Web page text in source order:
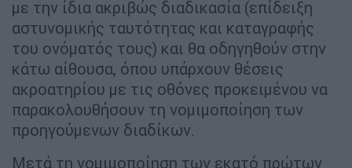
με την ίδια ακριβώς διαδικασία (επίδειξη
αστυνομικής ταυτότητας και καταγραφής
του ονόματός τους) και θα οδηγηθούν στην
κάτω αίθουσα, όπου υπάρχουν θέσεις
ακροατηρίου με τις οθόνες προκειμένου να
παρακολουθήσουν τη νομιμοποίηση των
προηγούμενων διαδίκων.
Μετά τη νομιμοποίηση των εκατό πρώτων